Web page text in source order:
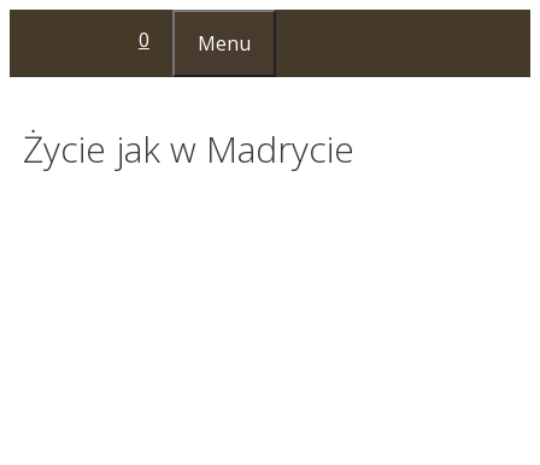
treści
0 Menu
Życie jak w Madrycie